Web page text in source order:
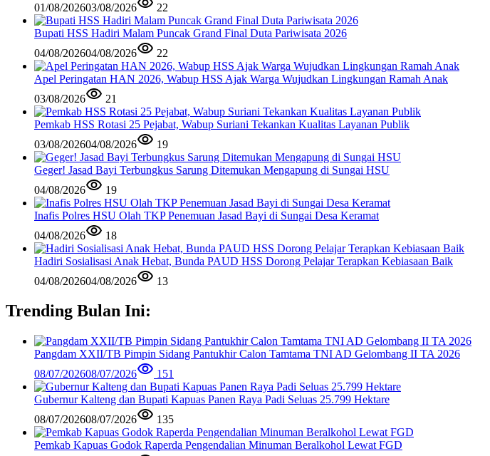
01/08/202603/08/2026 22
Bupati HSS Hadiri Malam Puncak Grand Final Duta Pariwisata 2026
04/08/202604/08/2026 22
Apel Peringatan HAN 2026, Wabup HSS Ajak Warga Wujudkan Lingkungan Ramah Anak
03/08/2026
21
Pemkab HSS Rotasi 25 Pejabat, Wabup Suriani Tekankan Kualitas Layanan Publik
03/08/202604/08/2026 19
Geger! Jasad Bayi Terbungkus Sarung Ditemukan Mengapung di Sungai HSU
04/08/2026
19
Inafis Polres HSU Olah TKP Penemuan Jasad Bayi di Sungai Desa Keramat
04/08/2026
18
Hadiri Sosialisasi Anak Hebat, Bunda PAUD HSS Dorong Pelajar Terapkan Kebiasaan Baik
04/08/202604/08/2026 13
Trending Bulan Ini:
Pangdam XXII/TB Pimpin Sidang Pantukhir Calon Tamtama TNI AD Gelombang II TA 2026
08/07/202608/07/2026 151
Gubernur Kalteng dan Bupati Kapuas Panen Raya Padi Seluas 25.799 Hektare
08/07/202608/07/2026 135
Pemkab Kapuas Godok Raperda Pengendalian Minuman Beralkohol Lewat FGD